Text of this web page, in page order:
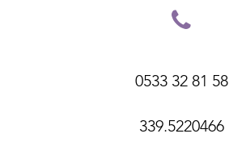
0533 32 81 58
339.5220466